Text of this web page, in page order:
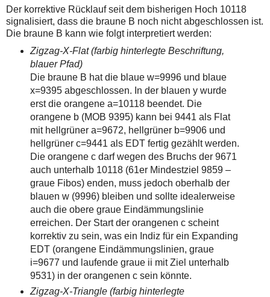
Der korrektive Rücklauf seit dem bisherigen Hoch 10118
signalisiert, dass die braune B noch nicht abgeschlossen ist.
Die braune B kann wie folgt interpretiert werden:
Zigzag-X-Flat (farbig hinterlegte Beschriftung,
blauer Pfad)
Die braune B hat die blaue w=9996 und blaue
x=9395 abgeschlossen. In der blauen y wurde
erst die orangene a=10118 beendet. Die
orangene b (MOB 9395) kann bei 9441 als Flat
mit hellgrüner a=9672, hellgrüner b=9906 und
hellgrüner c=9441 als EDT fertig gezählt werden.
Die orangene c darf wegen des Bruchs der 9671
auch unterhalb 10118 (61er Mindestziel 9859 –
graue Fibos) enden, muss jedoch oberhalb der
blauen w (9996) bleiben und sollte idealerweise
auch die obere graue Eindämmungslinie
erreichen. Der Start der orangenen c scheint
korrektiv zu sein, was ein Indiz für ein Expanding
EDT (orangene Eindämmungslinien, graue
i=9677 und laufende graue ii mit Ziel unterhalb
9531) in der orangenen c sein könnte.
Zigzag-X-Triangle (farbig hinterlegte